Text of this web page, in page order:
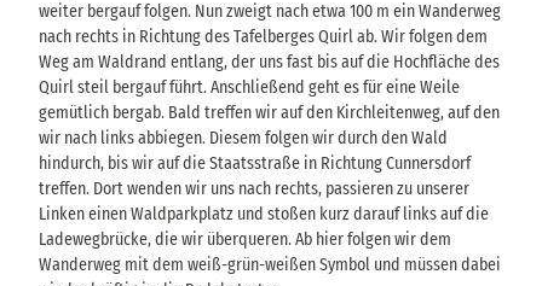
weiter bergauf folgen. Nun zweigt nach etwa 100 m ein Wanderweg
nach rechts in Richtung des Tafelberges Quirl ab. Wir folgen dem
Weg am Waldrand entlang, der uns fast bis auf die Hochfläche des
Quirl steil bergauf führt. Anschließend geht es für eine Weile
gemütlich bergab. Bald treffen wir auf den Kirchleitenweg, auf den
wir nach links abbiegen. Diesem folgen wir durch den Wald
hindurch, bis wir auf die Staatsstraße in Richtung Cunnersdorf
treffen. Dort wenden wir uns nach rechts, passieren zu unserer
Linken einen Waldparkplatz und stoßen kurz darauf links auf die
Ladewegbrücke, die wir überqueren. Ab hier folgen wir dem
Wanderweg mit dem weiß-grün-weißen Symbol und müssen dabei